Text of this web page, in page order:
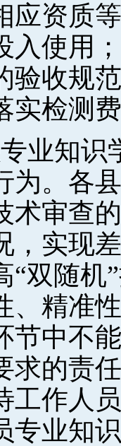
应资质
入使用
验收规
实检测
专业知
为。各
术审查
，实现
“双随
、精准
节中不
求的责
工作人
专业知